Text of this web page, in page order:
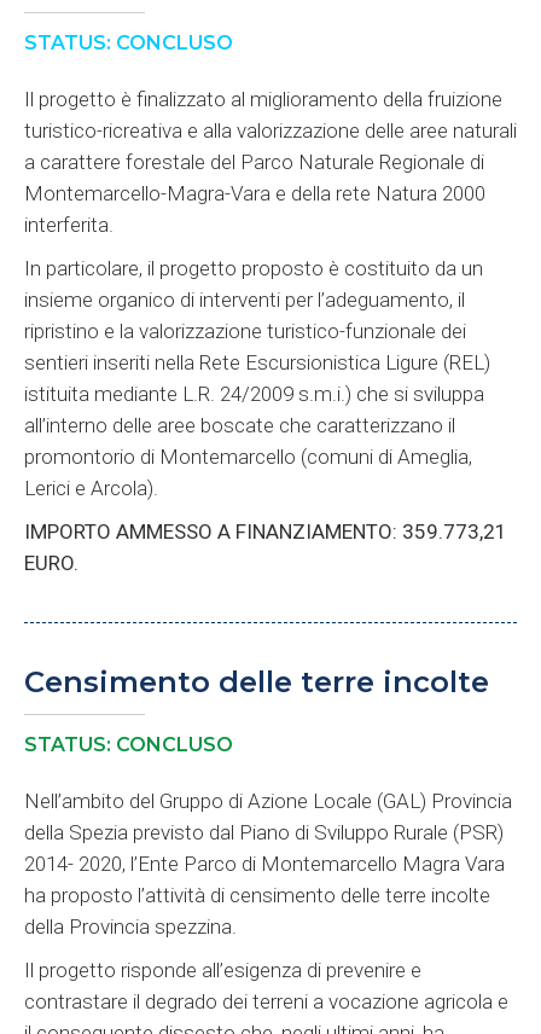
STATUS: CONCLUSO
Il progetto è finalizzato al miglioramento della fruizione
turistico-ricreativa e alla valorizzazione delle aree naturali
a carattere forestale del Parco Naturale Regionale di
Montemarcello-Magra-Vara e della rete Natura 2000
interferita.
In particolare, il progetto proposto è costituito da un
insieme organico di interventi per l’adeguamento, il
ripristino e la valorizzazione turistico-funzionale dei
sentieri inseriti nella Rete Escursionistica Ligure (REL)
istituita mediante L.R. 24/2009 s.m.i.) che si sviluppa
all’interno delle aree boscate che caratterizzano il
promontorio di Montemarcello (comuni di Ameglia,
Lerici e Arcola).
IMPORTO AMMESSO A FINANZIAMENTO: 359.773,21
EURO.
Censimento delle terre incolte
STATUS: CONCLUSO
Nell’ambito del Gruppo di Azione Locale (GAL) Provincia
della Spezia previsto dal Piano di Sviluppo Rurale (PSR)
2014- 2020, l’Ente Parco di Montemarcello Magra Vara
ha proposto l’attività di censimento delle terre incolte
della Provincia spezzina.
Il progetto risponde all’esigenza di prevenire e
contrastare il degrado dei terreni a vocazione agricola e